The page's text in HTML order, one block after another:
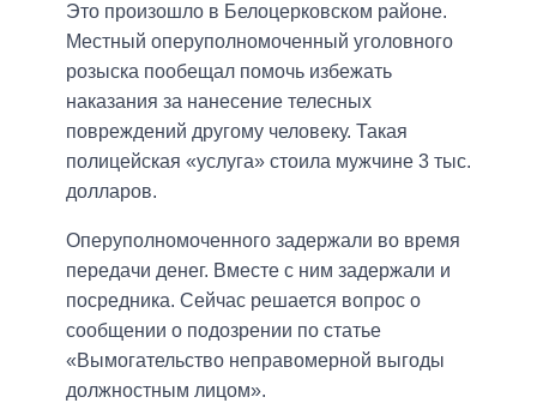
Это произошло в Белоцерковском районе.
Местный оперуполномоченный уголовного
розыска пообещал помочь избежать
наказания за нанесение телесных
повреждений другому человеку. Такая
полицейская «услуга» стоила мужчине 3 тыс.
долларов.
Оперуполномоченного задержали во время
передачи денег. Вместе с ним задержали и
посредника. Сейчас решается вопрос о
сообщении о подозрении по статье
«Вымогательство неправомерной выгоды
должностным лицом».